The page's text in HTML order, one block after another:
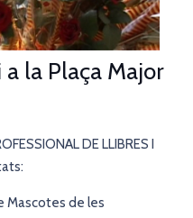
la Plaça Major
DE LLIBRES I
Mascotes de les